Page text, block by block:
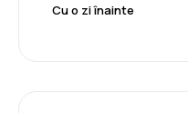
Cu o zi înainte